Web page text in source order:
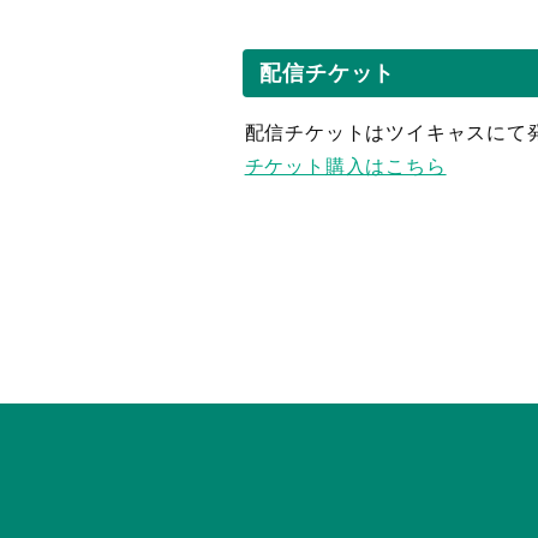
配信チケット
配信チケットはツイキャスにて
チケット購入はこちら